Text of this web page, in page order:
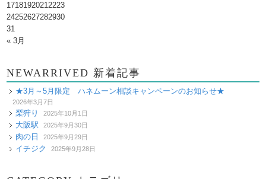
17181920212223
24252627282930
31
« 3月
NEWARRIVED 新着記事
★3月～5月限定 ハネムーン相談キャンペーンのお知らせ★
2026年3月7日
梨狩り 2025年10月1日
大阪駅 2025年9月30日
肉の日 2025年9月29日
イチジク 2025年9月28日